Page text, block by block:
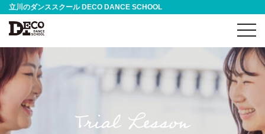
立川のダンススクール DECO DANCE SCHOOL